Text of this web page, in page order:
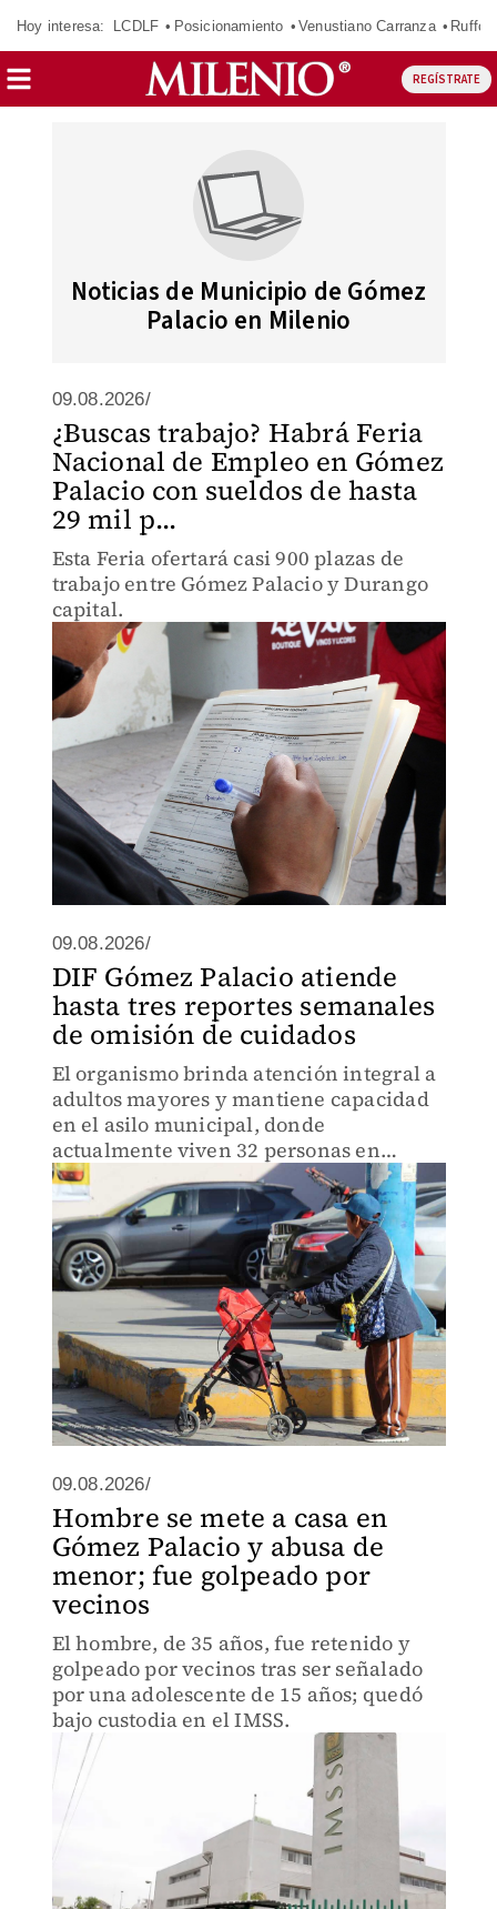
Hoy interesa: LCDLF Posicionamiento Venustiano Carranza Ruffo
REGÍSTRATE
Noticias de Municipio de Gómez
Palacio en Milenio
09.08.2026/
¿Buscas trabajo? Habrá Feria
Nacional de Empleo en Gómez
Palacio con sueldos de hasta
29 mil p...
Esta Feria ofertará casi 900 plazas de
trabajo entre Gómez Palacio y Durango
capital.
09.08.2026/
DIF Gómez Palacio atiende
hasta tres reportes semanales
de omisión de cuidados
El organismo brinda atención integral a
adultos mayores y mantiene capacidad
en el asilo municipal, donde
actualmente viven 32 personas en
vulnerabilidad.
09.08.2026/
Hombre se mete a casa en
Gómez Palacio y abusa de
menor; fue golpeado por
vecinos
El hombre, de 35 años, fue retenido y
golpeado por vecinos tras ser señalado
por una adolescente de 15 años; quedó
bajo custodia en el IMSS.